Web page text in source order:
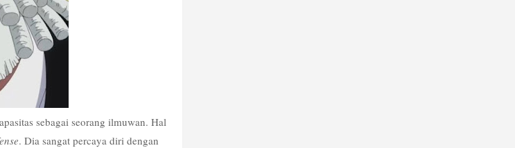
sebagai seorang ilmuwan. Hal
. Dia sangat percaya diri dengan